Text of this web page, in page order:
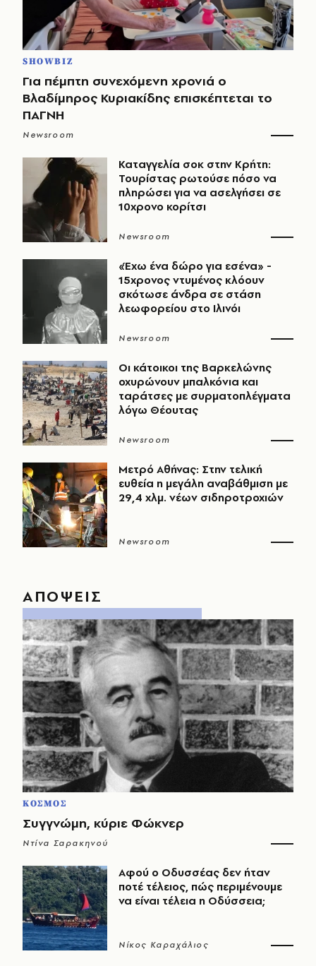
SHOWBIZ
Για πέμπτη συνεχόμενη χρονιά ο
Βλαδίμηρος Κυριακίδης επισκέπτεται το
ΠΑΓΝΗ
Newsroom
Καταγγελία σοκ στην Κρήτη:
Τουρίστας ρωτούσε πόσο να
πληρώσει για να ασελγήσει σε
10χρονο κορίτσι
Newsroom
«Έχω ένα δώρο για εσένα» -
15χρονος ντυμένος κλόουν
σκότωσε άνδρα σε στάση
λεωφορείου στο Ιλινόι
Newsroom
Οι κάτοικοι της Βαρκελώνης
οχυρώνουν μπαλκόνια και
ταράτσες με συρματοπλέγματα
λόγω Θέουτας
Newsroom
Μετρό Αθήνας: Στην τελική
ευθεία η μεγάλη αναβάθμιση με
29,4 χλμ. νέων σιδηροτροχιών
Newsroom
ΑΠΟΨΕΙΣ
ΚΟΣΜΟΣ
Συγγνώμη, κύριε Φώκνερ
Ντίνα Σαρακηνού
Αφού ο Οδυσσέας δεν ήταν
ποτέ τέλειος, πώς περιμένουμε
να είναι τέλεια η Οδύσσεια;
Νίκος Καραχάλιος